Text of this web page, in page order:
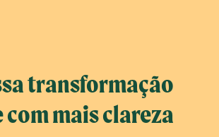
transformação
com mais clareza